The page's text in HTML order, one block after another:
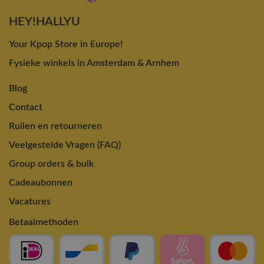
HEY!HALLYU
Your Kpop Store in Europe!
Fysieke winkels in Amsterdam & Arnhem
Blog
Contact
Ruilen en retourneren
Veelgestelde Vragen (FAQ)
Group orders & bulk
Cadeaubonnen
Vacatures
Betaalmethoden